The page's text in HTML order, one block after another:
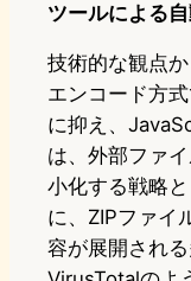
ツールによる
技術的な観点
エンコード方
に抑え、
は、外部ファ
小化する戦略
に、ZIPファイ
容が展開される